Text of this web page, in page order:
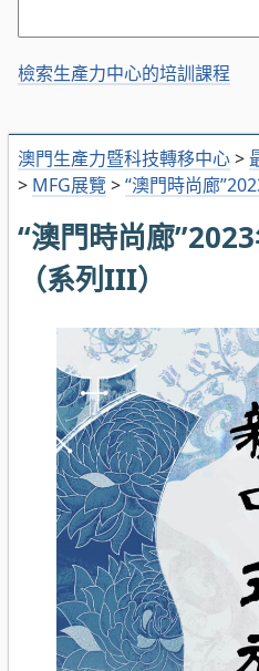
澳門生產力暨科技轉移中心>
> MFG展覽>“澳門時尚廊
“澳門時尚廊
（系列III）
檢索生產力中心的培訓課程